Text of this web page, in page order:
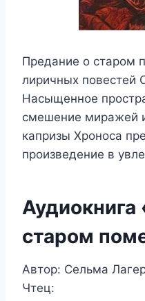
Предание о старом
лиричных повестей
Насыщенное
смешение миражей
капризы Хроноса
произведение в
старом
Автор: Сельма
Чтец: